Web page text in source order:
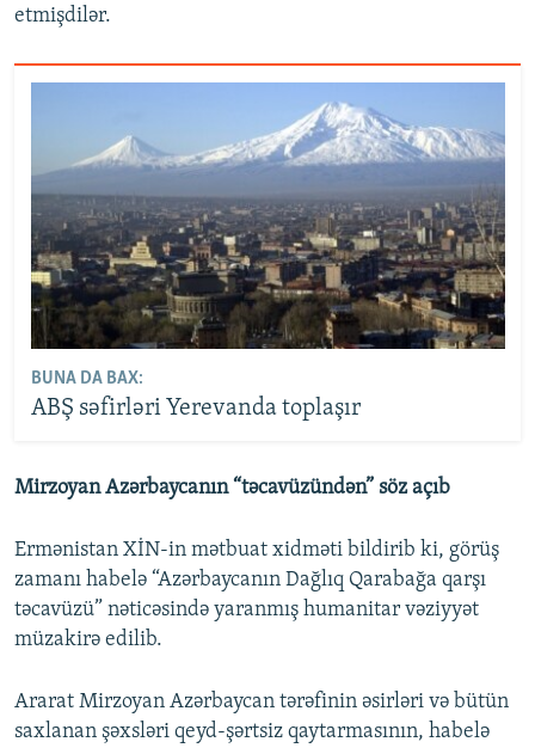
etmişdilər.
BUNA DA BAX:
ABŞ səfirləri Yerevanda toplaşır
Mirzoyan Azərbaycanın “təcavüzündən” söz açıb
Ermənistan XİN-in mətbuat xidməti bildirib ki, görüş
zamanı habelə “Azərbaycanın Dağlıq Qarabağa qarşı
təcavüzü” nəticəsində yaranmış humanitar vəziyyət
müzakirə edilib.
Ararat Mirzoyan Azərbaycan tərəfinin əsirləri və bütün
saxlanan şəxsləri qeyd-şərtsiz qaytarmasının, habelə